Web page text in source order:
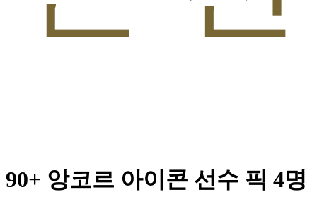
90+ 앙코르 아이콘 선수 픽 4명